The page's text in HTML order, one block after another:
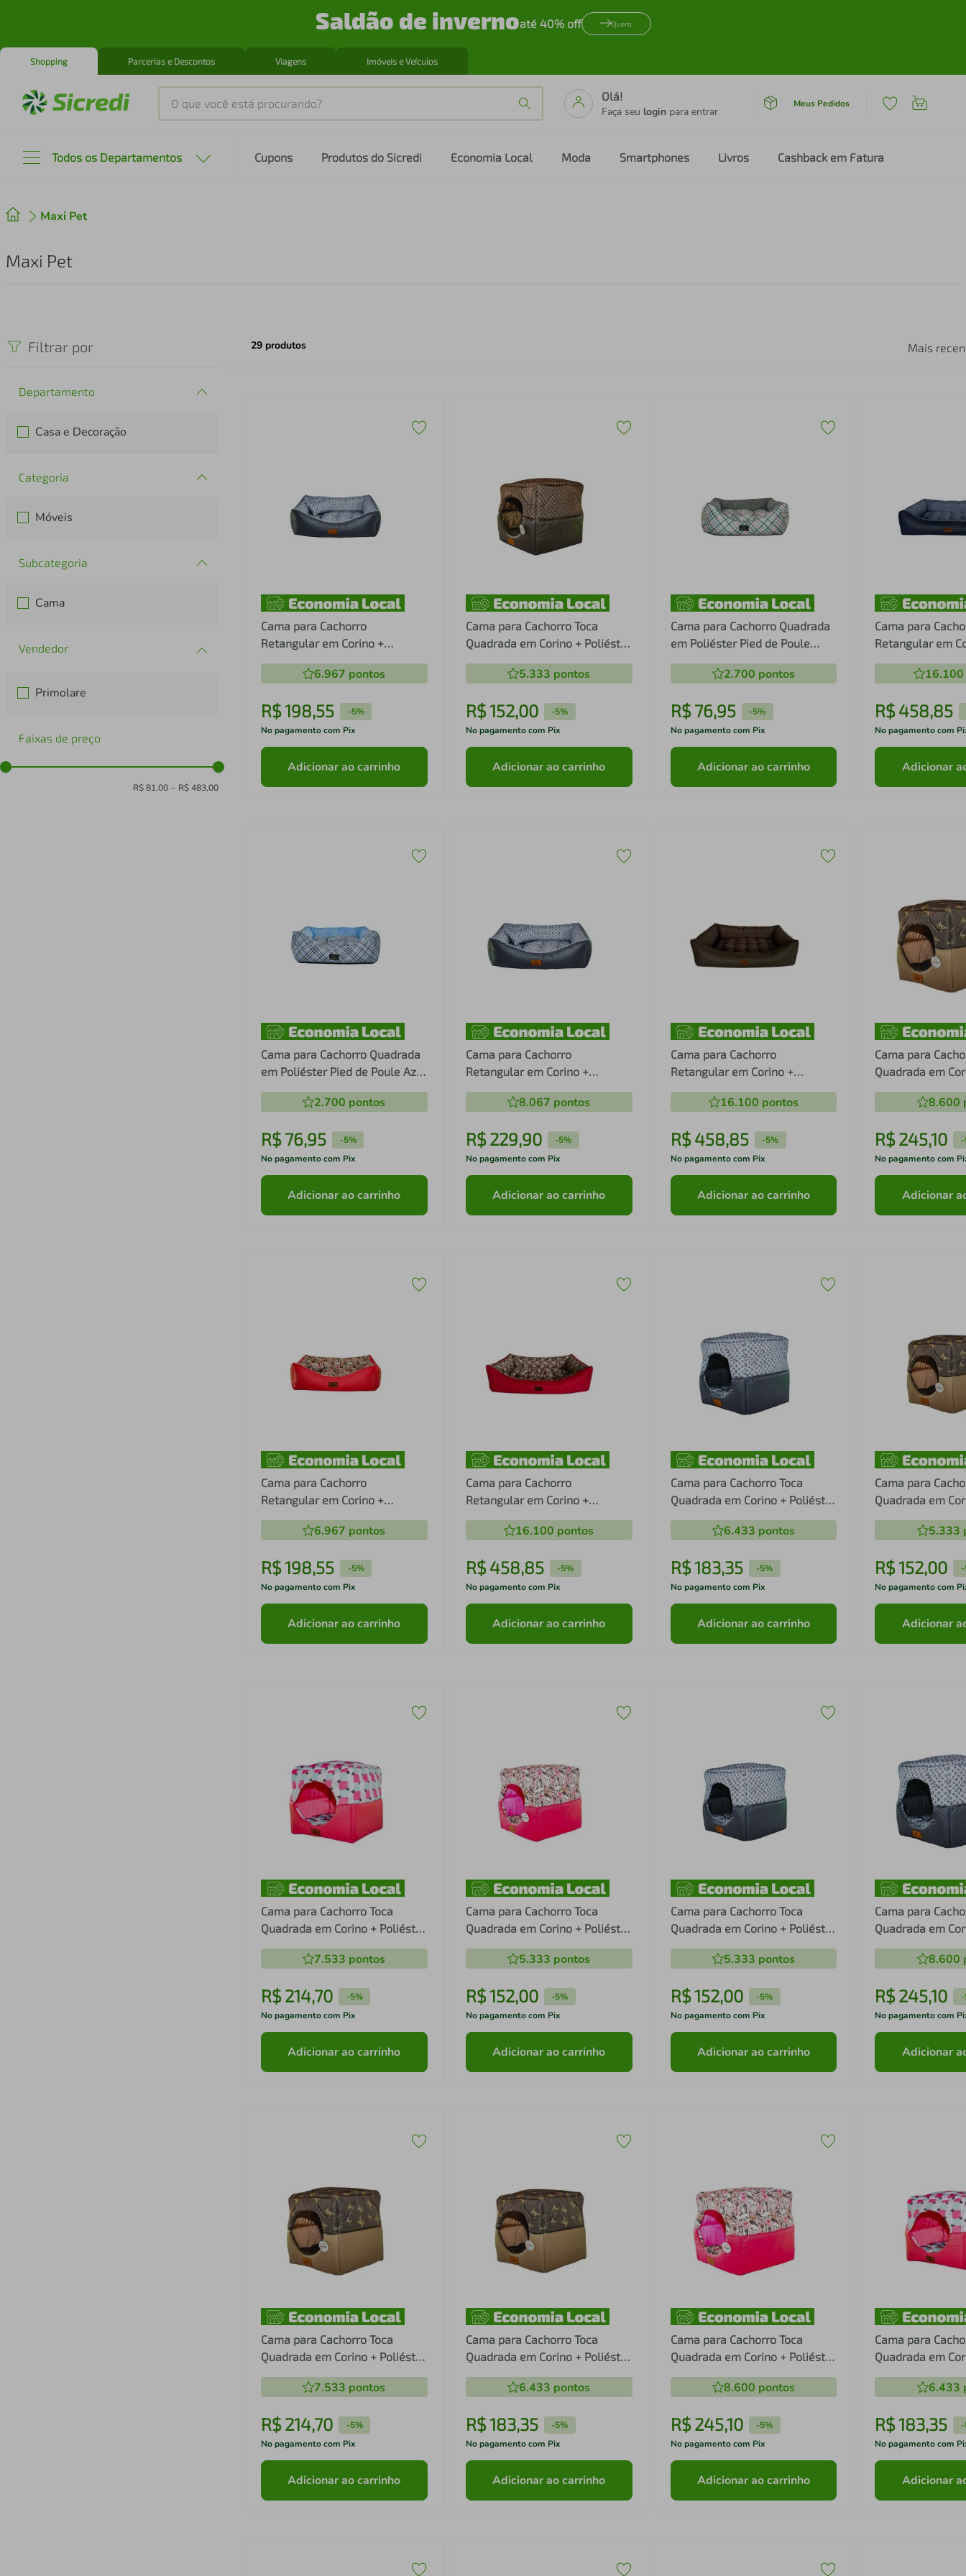
Saldão de invernoaté 40% off Quero
Shopping Parcerias e Descontos Viagens Imóveis e Veículos
O que você está procurando?
Olá!
Faça seu login para entrar
Meus Pedidos
Todos os Departamentos Cupons Produtos do Sicredi Economia Local Moda Smartphones Livros Cashback em Fatura
Maxi Pet
Maxi Pet
Filtrar por
Departamento
Casa e Decoração
Categoria
Móveis
Subcategoria
Cama
Primolare
Faixas de preço
R$ 81,00 – R$ 483,00
29 produtos Mais
Cama para Cachorro
Retangular em Corino +
Poliéster Azul LV Média (M) 55
6.967 pontos
R$198,55 -5%
No pagamento com Pix
Adicionar ao carrinho
Cama para Cachorro Toca
Quadrada em Corino + Poliéster
Marrom Escuro LV Pequena (P)
35 x 35 x 35 cm
5.333 pontos
R$152,00 -5%
No pagamento com Pix
Adicionar ao carrinho
Cama para Cachorro Quadrada
em Poliéster Pied de Poule
Cinza e Rosa Pequena (P) 40 x
2.700 pontos
R$ 76,95 -5%
No pagamento com Pix
Adicionar ao carrinho
Cama para
Retangular em
Poliéster Azul
(XGG) 98 x 65 cm
16.100
R$458,85
No pagamento com
Adicionar
Cama para Cachorro Quadrada
em Poliéster Pied de Poule Azul
e Cinza Pequena (P) 40 x 40 cm
2.700 pontos
R$ 76,95 -5%
No pagamento com Pix
Adicionar ao carrinho
Cama para Cachorro
Retangular em Corino +
Poliéster Azul LV Grande (G) 50
8.067 pontos
R$ 229,90 -5%
No pagamento com Pix
Adicionar ao carrinho
Cama para Cachorro
Retangular em Corino +
Poliéster Marrom Escuro LV
Extra Grande (XGG) 98 x 65 cm
16.100 pontos
R$ 458,85 -5%
No pagamento com Pix
Adicionar ao carrinho
Cama para
Quadrada em
Marrom Claro LV
55 x 55 x 55 cm
8.600
R$245,10 -
No pagamento com
Adicionar
Cama para Cachorro
Retangular em Corino +
Poliéster Rosa Cachorrinho
Média (M) 55 x 42 cm
6.967 pontos
R$198,55 -5%
No pagamento com Pix
Adicionar ao carrinho
Cama para Cachorro
Retangular em Corino +
Poliéster Rosa Cachorrinho
Extra Grande (XGG) 98 x 65 cm
16.100 pontos
R$ 458,85 -5%
No pagamento com Pix
Adicionar ao carrinho
Cama para Cachorro Toca
Quadrada em Corino + Poliéster
Azul LV Média (M) 40 x 40 x 40
6.433 pontos
R$183,35 -5%
No pagamento com Pix
Adicionar ao carrinho
Cama para
Quadrada em
Marrom Claro LV
35 x 35 x 35 cm
5.333
R$152,00 -
No pagamento com
Adicionar
Cama para Cachorro Toca
Quadrada em Corino + Poliéster
Rosa e Lilás Grande (G) 50 x 50
7.533 pontos
R$ 214,70 -5%
No pagamento com Pix
Adicionar ao carrinho
Cama para Cachorro Toca
Quadrada em Corino + Poliéster
Rosa (P) 35 x 35 x 35 cm
5.333 pontos
R$152,00 -5%
No pagamento com Pix
Adicionar ao carrinho
Cama para Cachorro Toca
Quadrada em Corino + Poliéster
Azul LV Pequena (P) 35 x 35 x
5.333 pontos
R$152,00 -5%
No pagamento com Pix
Adicionar ao carrinho
Cama para
Quadrada em
Azul LV Grande
8.600
R$245,10 -
No pagamento com
Adicionar
Cama para Cachorro Toca
Quadrada em Corino + Poliéster
Marrom Claro LV Grande (G) 50
x 50 x 50 cm7.533 pontos
R$ 214,70 -5%
No pagamento com Pix
Adicionar ao carrinho
Cama para Cachorro Toca
Quadrada em Corino + Poliéster
Marrom Claro LV Média (M) 40
x 40 x 40 cm6.433 pontos
R$183,35 -5%
No pagamento com Pix
Adicionar ao carrinho
Cama para Cachorro Toca
Quadrada em Corino + Poliéster
Rosa Grande (GG) 55 x 55 x 55
8.600 pontos
R$ 245,10 -5%
No pagamento com Pix
Adicionar ao carrinho
Cama para
Quadrada em
Rosa e Lilás
6.433
R$183,35 -
No pagamento com
Adicionar